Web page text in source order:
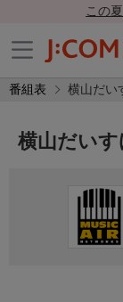
この
番組表 横山だい
横山だい